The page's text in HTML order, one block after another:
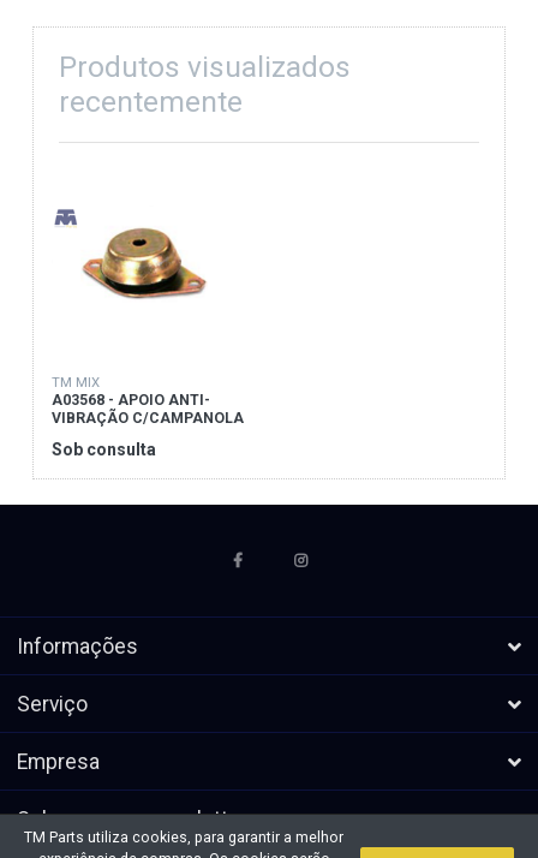
Produtos visualizados
recentemente
TM MIX
A03568 - APOIO ANTI-
VIBRAÇÃO C/CAMPANOLA
Sob consulta
Informações
Serviço
Empresa
Subscrever a newsletters
TM Parts utiliza cookies, para garantir a melhor